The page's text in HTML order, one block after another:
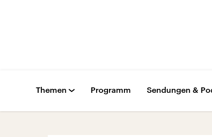
Themen Programm Sendungen &